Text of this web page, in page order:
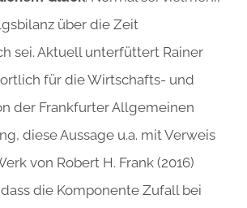
über die Zeit
sei. Aktuell unterfüttert Rainer
für die Wirtschafts- und
der Frankfurter Allgemeinen
diese Aussage u.a. mit Verweis
von Robert H. Frank (2016)
die Komponente Zufall bei